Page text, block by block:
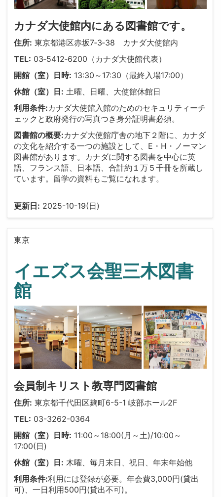
カナダ大使館内にある図書館です。
住所: 東京都港区赤坂7‐3‐38 カナダ大使館内
TEL: 03‐5412‐6200（カナダ大使館代表）
開館（室）日時: 13:30～17:30（最終入場17:00）
休館（室）日: 土曜、日曜、大使館休館日
利用条件:カナダ大使館入館のためのセキュリティーチ
ェックと政府発行の写真つき身分証明書必須。
図書館の概要:カナダ大使館庁舎の地下２階に、カナダ
の文化を紹介する一つの施設として、E・H・ノーマン
図書館があります。カナダに関する図書を中心に英
語、フランス語、日本語、合計約１万５千冊を所蔵し
ています。留学の資料もご覧になれます。
更新日: 2025-10-19(日)
東京
イエズス会聖三木図書
館
, ,
会員制キリスト教専門図書館
住所: 東京都千代田区麹町6-5-1 岐部ホール2F
TEL: 03-3262-0364
開館（室）日時: 11:00～18:00(月～土)/10:00～
17:00(日)
休館（室）日: 木曜、毎月末日、祝日、年末年始他
利用条件:利用には登録が必要。年会費3,000円(貸出
可)、一日利用500円(貸出不可)。